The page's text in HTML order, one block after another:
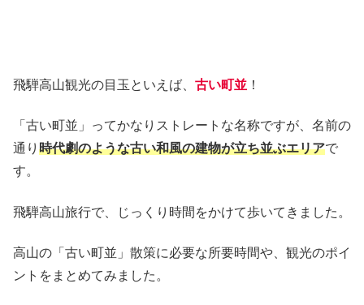
飛騨高山観光の目玉といえば、 古い町並 ！
「古い町並」ってかなりストレートな名称ですが、名前の
通り 時代劇のような古い和風の建物が立ち並ぶエリアで
す。
飛騨高山旅行で、じっくり時間をかけて歩いてきました。
高山の「古い町並」散策に必要な所要時間や、観光のポイ
ントをまとめてみました。